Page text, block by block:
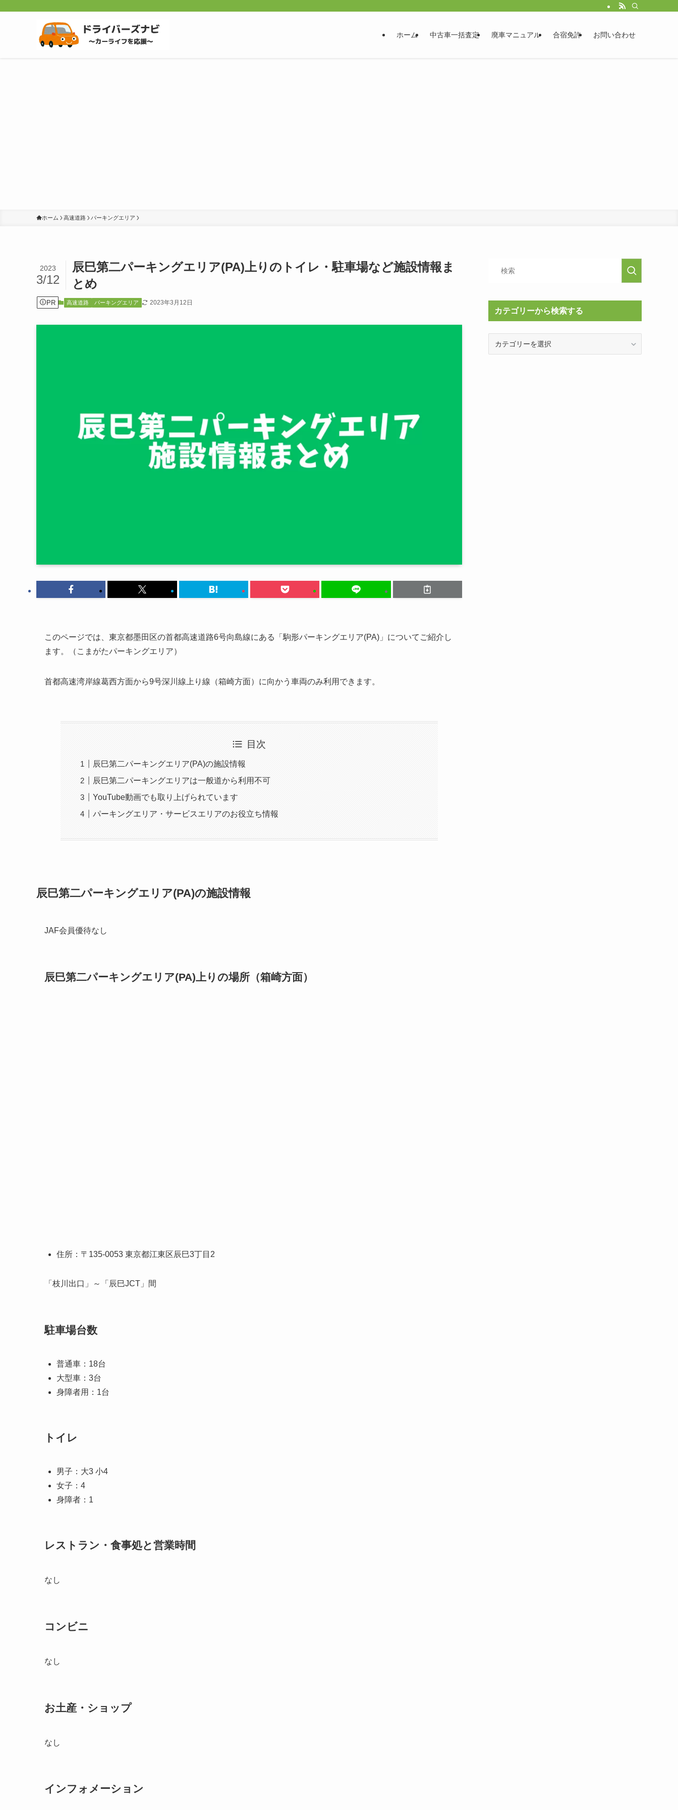
ホーム 中古車一括査定 廃車マニュアル 合宿免許 お問い合わせ
ホーム 高速道路 パーキングエリア
辰巳第二パーキングエリア(PA)上りのトイレ・駐車場など施設情報ま
とめ
2023
3/12
PR 高速道路 パーキングエリア 2023年3月12日
このページでは、東京都墨田区の首都高速道路6号向島線にある「駒形パーキングエリア(PA)」についてご紹介し
ます。（こまがたパーキングエリア）
首都高速湾岸線葛西方面から9号深川線上り線（箱崎方面）に向かう車両のみ利用できます。
目次
辰巳第二パーキングエリア(PA)の施設情報
辰巳第二パーキングエリアは一般道から利用不可
YouTube動画でも取り上げられています
パーキングエリア・サービスエリアのお役立ち情報
辰巳第二パーキングエリア(PA)の施設情報
JAF会員優待なし
辰巳第二パーキングエリア(PA)上りの場所（箱崎方面）
住所：〒135-0053 東京都江東区辰巳3丁目2
「枝川出口」～「辰巳JCT」間
駐車場台数
普通車：18台
大型車：3台
身障者用：1台
トイレ
男子：大3 小4
女子：4
身障者：1
レストラン・食事処と営業時間
なし
コンビニ
なし
お土産・ショップ
なし
インフォメーション
カテゴリーから検索する